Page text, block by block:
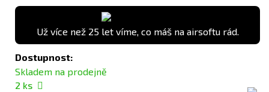
Už více než 25 let víme, co máš na airsoftu rád.
Dostupnost:
Skladem na prodejně
2 ks